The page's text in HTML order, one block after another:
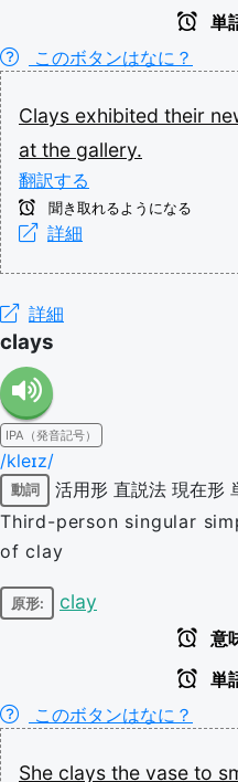
単
このボタンはなに？
Clays exhibited their
at the gallery.
翻訳する
聞き取れるようになる
詳細
詳細
clays
IPA（発音記号）
/kleɪz/
動詞 活用形 直説法 現在形
Third-person singular
of clay
原形: clay
意
単
このボタンはなに？
She clays the vase to